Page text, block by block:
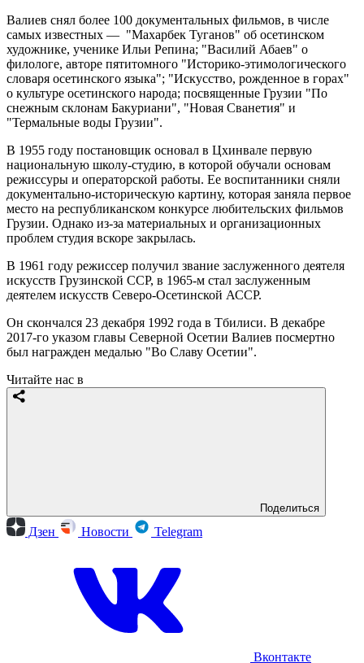
Валиев снял более 100 документальных фильмов, в числе
самых известных — "Махарбек Туганов" об осетинском
художнике, ученике Ильи Репина; "Василий Абаев" о
филологе, авторе пятитомного "Историко-этимологического
словаря осетинского языка"; "Искусство, рожденное в горах"
о культуре осетинского народа; посвященные Грузии "По
снежным склонам Бакуриани", "Новая Сванетия" и
"Термальные воды Грузии".
В 1955 году постановщик основал в Цхинвале первую
национальную школу-студию, в которой обучали основам
режиссуры и операторской работы. Ее воспитанники сняли
документально-историческую картину, которая заняла первое
место на республиканском конкурсе любительских фильмов
Грузии. Однако из-за материальных и организационных
проблем студия вскоре закрылась.
В 1961 году режиссер получил звание заслуженного деятеля
искусств Грузинской ССР, в 1965-м стал заслуженным
деятелем искусств Северо-Осетинской АССР.
Он скончался 23 декабря 1992 года в Тбилиси. В декабре
2017-го указом главы Северной Осетии Валиев посмертно
был награжден медалью "Во Славу Осетии".
Читайте нас в
Поделиться
Дзен Новости Telegram
Вконтакте